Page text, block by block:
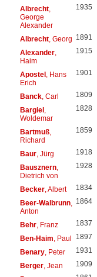
Albrecht,
George
Alexander
1935
Albrecht, Georg 1891
Alexander,
Haim
1915
Apostel, Hans
Erich
1901
Banck, Carl 1809
Bargiel,
Woldemar
1828
Bartmuß,
Richard
1859
Baur, Jürg 1918
Bausznern,
Dietrich von
1928
Becker, Albert 1834
Beer-Walbrunn,
Anton
1864
Behr, Franz 1837
Ben-Haim , Paul 1897
Benary, Peter 1931
Berger, Jean 1909